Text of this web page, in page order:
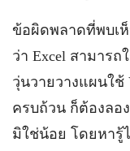
ข้อผิดพลาดที่พบเ
ว่า Excel สามารถ
วุ่นวายวางแผนใช้
ครบถ้วน ก็ต้องลอ
มิใช่น้อย โดยหารู้